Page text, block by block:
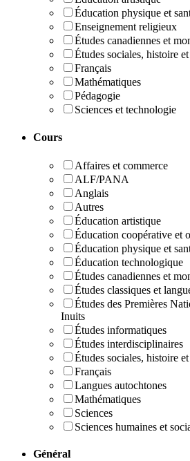
Éducation physique et
Enseignement religieux
Études canadiennes et
Études sociales, histoire
Français
Mathématiques
Pédagogie
Sciences et technologie
Cours
Affaires et commerce
ALF/PANA
Anglais
Autres
Éducation artistique
Éducation coopérative et
Éducation physique et
Éducation technologique
Études canadiennes et
Études classiques et
Études des Premières
Inuits
Études informatiques
Études interdisciplinaires
Études sociales, histoire
Français
Langues autochtones
Mathématiques
Sciences
Sciences humaines et
Général